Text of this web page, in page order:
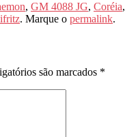
, GM 4088 JG, Coréia,
. Marque o permalink.
são marcados *